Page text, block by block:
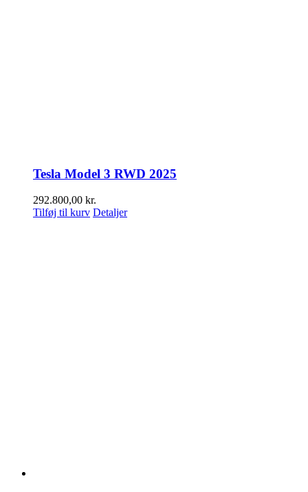
Tesla Model 3 RWD 2025
292.800,00 kr.
Tilføj til kurv Detaljer